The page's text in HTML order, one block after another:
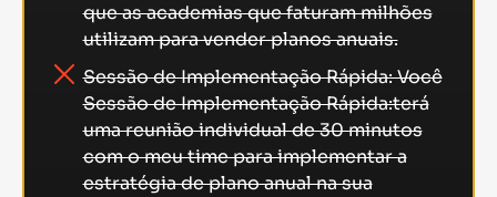
que as academias que faturam milhões
utilizam para vender planos anuais.
Sessão de Implementação Rápida: Você
Sessão de Implementação Rápida:terá
uma reunião individual de 30 minutos
com o meu time para implementar a
estratégia de plano anual na sua